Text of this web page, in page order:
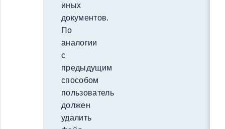
иных
документов.
По
аналогии
с
предыдущим
способом
пользователь
должен
удалить